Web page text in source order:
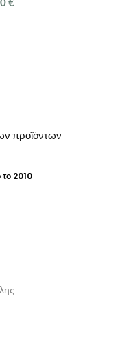
προϊόντων
το 2010